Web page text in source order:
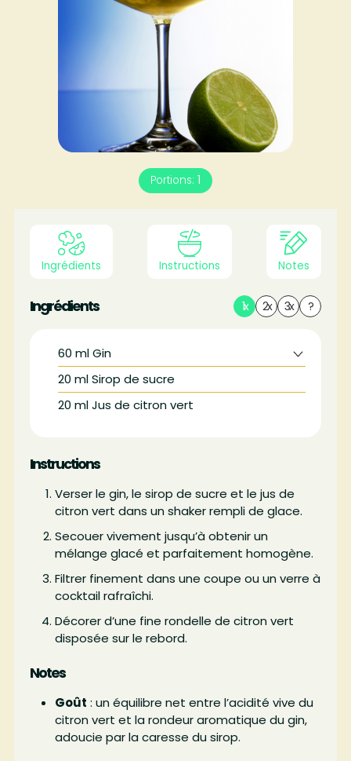
Portions: 1
Ingrédients Instructions Notes
Ingrédients 1x 2x 3x ?
60 mlGin
20 mlSirop de sucre
20 mlJus de citron vert
Instructions
Verser le gin, le sirop de sucre et le jus de
citron vert dans un shaker rempli de glace.
Secouer vivement jusqu’à obtenir un
mélange glacé et parfaitement homogène.
Filtrer finement dans une coupe ou un verre à
cocktail rafraîchi.
Décorer d’une fine rondelle de citron vert
disposée sur le rebord.
Notes
Goût : un équilibre net entre l’acidité vive du
citron vert et la rondeur aromatique du gin,
adoucie par la caresse du sirop.